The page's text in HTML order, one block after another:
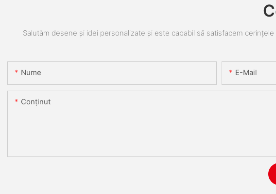
Salutăm desene și idei personalizate și este capabil să satisfacem
Nume E-Mail
Conţinut